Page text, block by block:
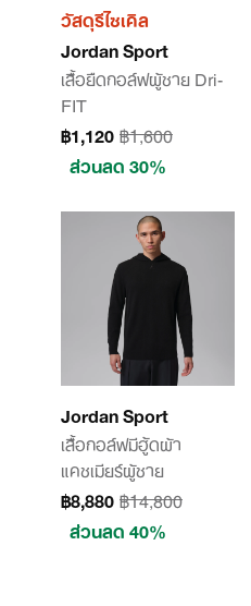
วัสดุรีไซเคิล
Jordan Sport
เสื้อยืดกอล์ฟผู้ชาย Dri-
FIT
฿1,120฿1,600
ส่วนลด 30%
Jordan Sport
เสื้อกอล์ฟมีฮู้ดผ้า
แคชเมียร์ผู้ชาย
฿8,880฿14,800
ส่วนลด 40%